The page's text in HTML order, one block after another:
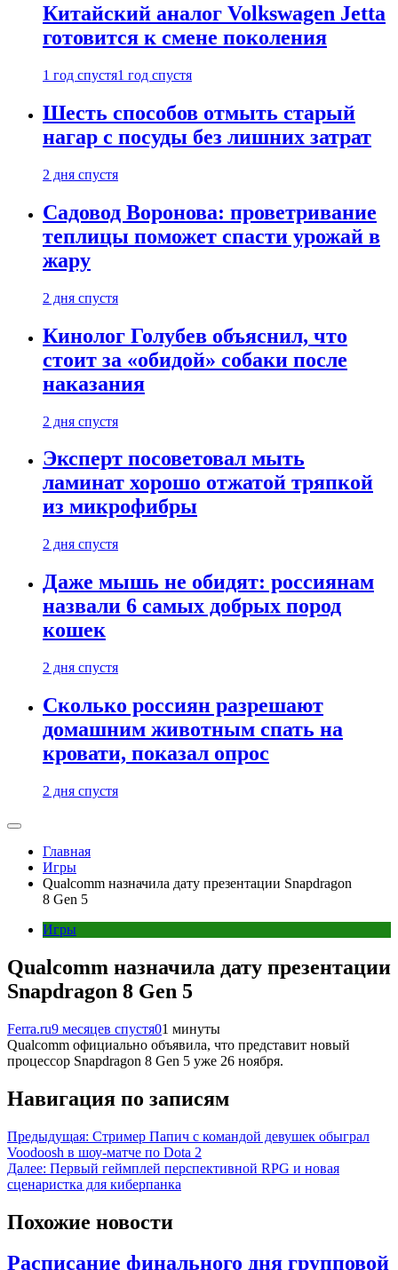
Китайский аналог Volkswagen Jetta
готовится к смене поколения
1 год спустя1 год спустя
Шесть способов отмыть старый
нагар с посуды без лишних затрат
2 дня спустя
Садовод Воронова: проветривание
теплицы поможет спасти урожай в
жару
2 дня спустя
Кинолог Голубев объяснил, что
стоит за «обидой» собаки после
наказания
2 дня спустя
Эксперт посоветовал мыть
ламинат хорошо отжатой тряпкой
из микрофибры
2 дня спустя
Даже мышь не обидят: россиянам
назвали 6 самых добрых пород
кошек
2 дня спустя
Сколько россиян разрешают
домашним животным спать на
кровати, показал опрос
2 дня спустя
Главная
Игры
Qualcomm назначила дату презентации Snapdragon
8 Gen 5
Игры
Qualcomm назначила дату презентации
Snapdragon 8 Gen 5
Ferra.ru9 месяцев спустя01 минуты
Qualcomm официально объявила, что представит новый
процессор Snapdragon 8 Gen 5 уже 26 ноября.
Навигация по записям
Предыдущая: Стример Папич с командой девушек обыграл
Voodoosh в шоу-матче по Dota 2
Далее: Первый геймплей перспективной RPG и новая
сценаристка для киберпанка
Похожие новости
Расписание финального дня групповой